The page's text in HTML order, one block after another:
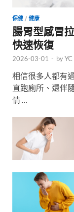
保健 / 健康
腸胃型感冒
快速恢復
2026-03-01 - byYC
相信很多人都有
直跑廁所、還伴
情 …